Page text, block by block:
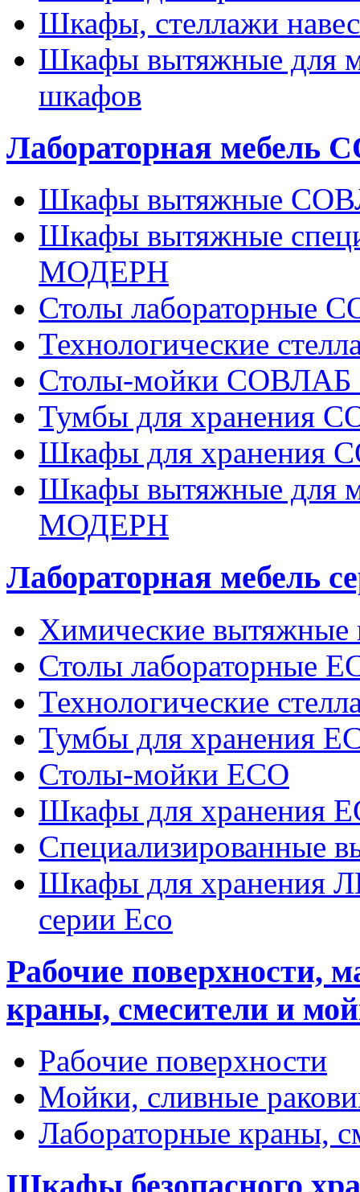
Шкафы, стеллажи
Шкафы вытяжные для
шкафов
Лабораторная
Шкафы вытяжные
Шкафы вытяжные
МОДЕРН
Столы
Технологические
Столы-мойки
Тумбы для
Шкафы для
Шкафы вытяжные для
МОДЕРН
Лабораторная мебель
Химические
Столы лабораторные
Технологические
Тумбы для хранения
Столы-мойки ECO
Шкафы для хранения
Специализированные
Шкафы для хранения
серии Eco
Рабочие поверхности,
краны, смесители и
Рабочие поверхности
Мойки, сливные
Лабораторные краны,